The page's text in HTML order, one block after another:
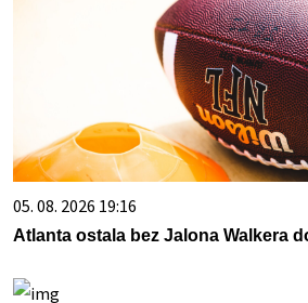
05. 08. 2026 19:16
Atlanta ostala bez Jalona Walkera